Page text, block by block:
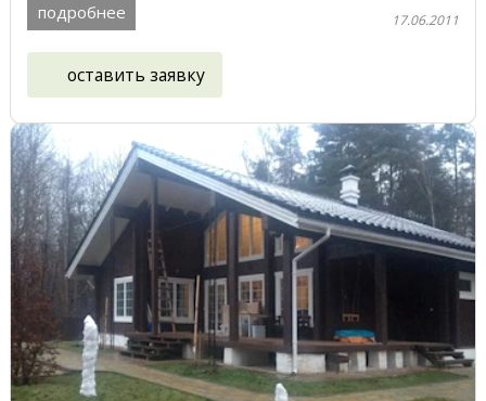
подробнее 17.06.2011
оставить заявку